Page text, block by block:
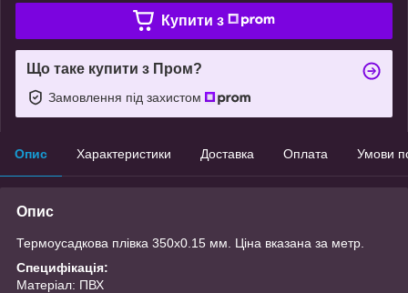
Купити з
Що таке купити з Пром?
Замовлення під захистом
Опис Характеристики Доставка Оплата Умови
Опис
Термоусадкова плівка 350х0.15 мм. Ціна вказана за метр.
Специфікація:
Матеріал: ПВХ